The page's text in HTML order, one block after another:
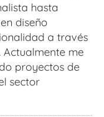
hasta
diseño
a través
Actualmente me
proyectos de
sector